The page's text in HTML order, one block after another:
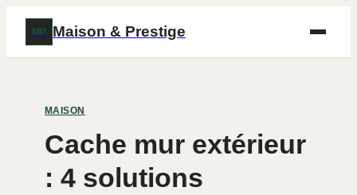
MP Maison & Prestige
MAISON
Cache mur extérieur
: 4 solutions